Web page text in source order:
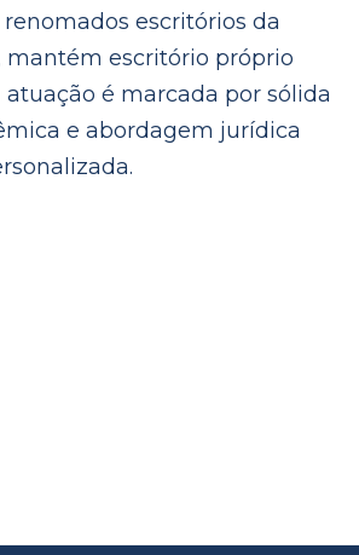
escritórios da
mantém escritório próprio
atuação é marcada por sólida
e abordagem jurídica